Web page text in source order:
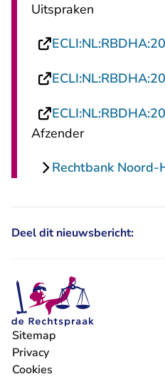
Uitspraken
Afzender
Rechtbank Noord-
Deel dit nieuwsbericht:
Sitemap
Privacy
Cookies